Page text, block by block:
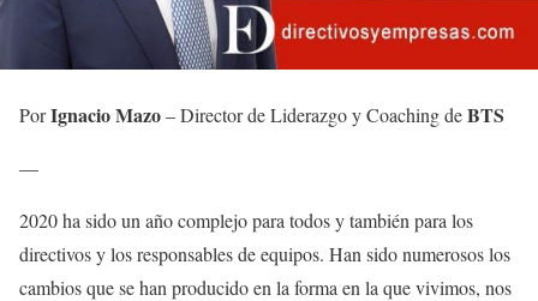
PorIgnacio Mazo– Director de Liderazgo y Coaching deBTS
—
2020 ha sido un año complejo para todos y también para los
directivos y los responsables de equipos. Han sido numerosos los
cambios que se han producido en la forma en la que vivimos, nos